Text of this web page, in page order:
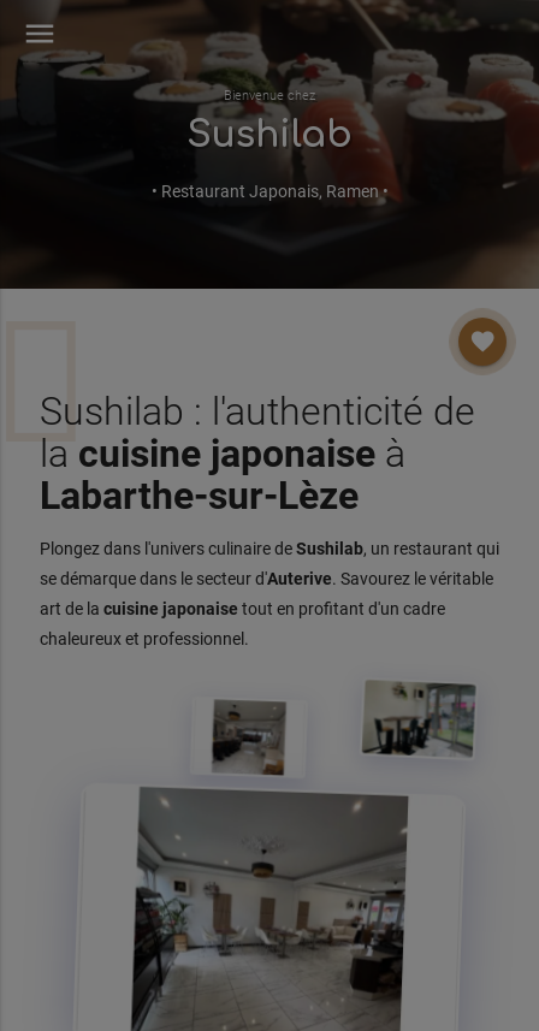
menu
Bienvenue chez
Sushilab
• Restaurant Japonais, Ramen •
favorite
Sushilab : l'authenticité de
la cuisine japonaiseà
Labarthe-sur-Lèze
Plongez dans l'univers culinaire deSushilab, un restaurant qui
se démarque dans le secteur d'Auterive. Savourez le véritable
art de la cuisine japonaise tout en profitant d'un cadre
chaleureux et professionnel.